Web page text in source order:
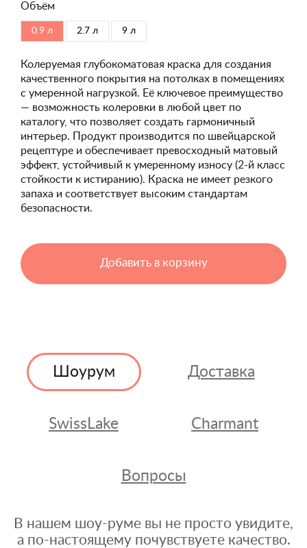
Объём
0.9 л 2.7 л 9 л
Колеруемая глубокоматовая краска для создания
качественного покрытия на потолках в помещениях
с умеренной нагрузкой. Её ключевое преимущество
— возможность колеровки в любой цвет по
каталогу, что позволяет создать гармоничный
интерьер. Продукт производится по швейцарской
рецептуре и обеспечивает превосходный матовый
эффект, устойчивый к умеренному износу (2-й класс
стойкости к истиранию). Краска не имеет резкого
запаха и соответствует высоким стандартам
безопасности.
Добавить в корзину
Шоурум Доставка
SwissLake Charmant
Вопросы
В нашем шоу-руме вы не просто увидите,
а по-настоящему почувствуете качество.